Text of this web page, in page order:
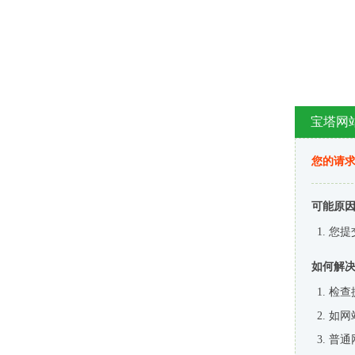
宝塔网
您的请
可能原
您提
如何解
检查
如网
普通